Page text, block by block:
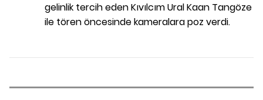
gelinlik tercih eden Kıvılcım Ural Kaan Tangöze
ile tören öncesinde kameralara poz verdi.